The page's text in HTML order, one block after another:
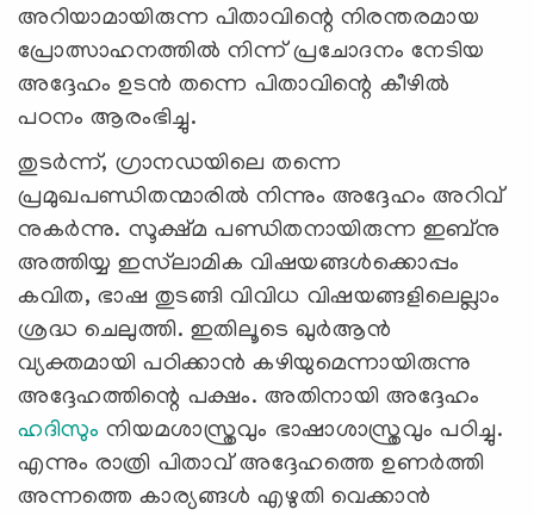
അറിയാമായിരുന്ന പിതാവിന്റെ നിരന്തരമായ
പ്രോത്സാഹനത്തിൽ നിന്ന് പ്രചോദനം നേടിയ
അദ്ദേഹം ഉടൻ തന്നെ പിതാവിന്റെ കീഴിൽ
പഠനം ആരംഭിച്ചു.
തുടർന്ന്, ഗ്രാനഡയിലെ തന്നെ
പ്രമുഖപണ്ഡിതന്മാരിൽ നിന്നും അദ്ദേഹം അറിവ്
നുകർന്നു. സൂക്ഷ്മ പണ്ഡിതനായിരുന്ന ഇബ്നു
അത്തിയ്യ ഇസ്‌ലാമിക വിഷയങ്ങള്‍ക്കൊപ്പം
കവിത, ഭാഷ തുടങ്ങി വിവിധ വിഷയങ്ങളിലെല്ലാം
ശ്രദ്ധ ചെലുത്തി. ഇതിലൂടെ ഖുർആൻ
വ്യക്തമായി പഠിക്കാൻ കഴിയുമെന്നായിരുന്നു
അദ്ദേഹത്തിന്റെ പക്ഷം. അതിനായി അദ്ദേഹം
ഹദിസും നിയമശാസ്ത്രവും ഭാഷാശാസ്ത്രവും പഠിച്ചു.
എന്നും രാത്രി പിതാവ് അദ്ദേഹത്തെ ഉണർത്തി
അന്നത്തെ കാര്യങ്ങൾ എഴുതി വെക്കാൻ